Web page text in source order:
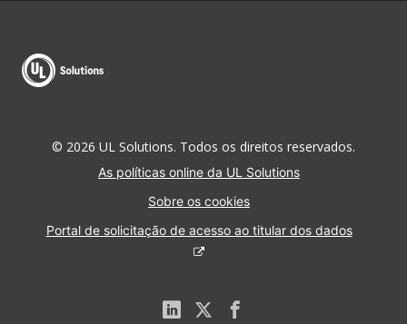
© 2026 UL Solutions. Todos os direitos reservados.
As políticas online da UL Solutions
Sobre os cookies
Portal de solicitação de acesso ao titular dos dados